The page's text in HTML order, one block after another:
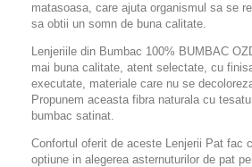
matasoasa, care ajuta organismul sa se
sa obtii un somn de buna calitate.
Lenjeriile din Bumbac 100% BUMBAC
mai buna calitate, atent selectate, cu
executate, materiale care nu se
Propunem aceasta fibra naturala cu
bumbac satinat.
Confortul oferit de aceste Lenjerii Pat fac
optiune in alegerea asternuturilor de pat